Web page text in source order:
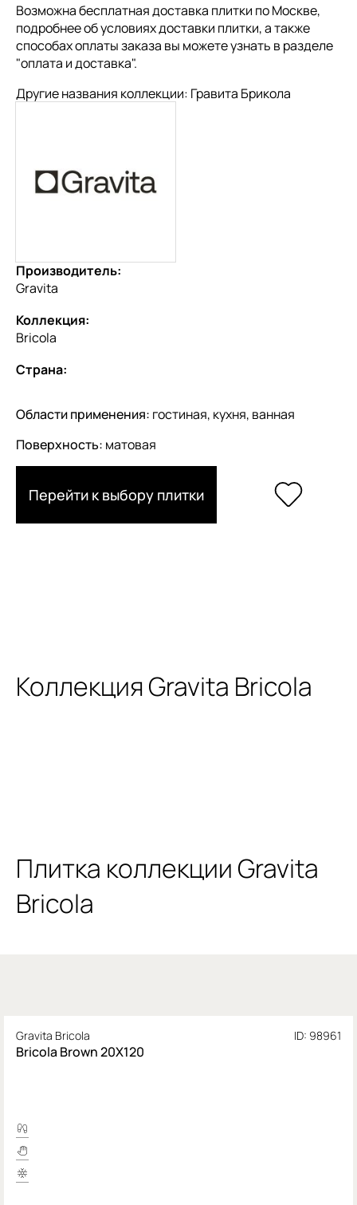
Возможна бесплатная доставка плитки по Москве,
подробнее об условиях доставки плитки, а также
способах оплаты заказа вы можете узнать в разделе
"оплата и доставка".
Другие названия коллекции: Гравита Брикола
Производитель:
Gravita
Коллекция:
Bricola
Страна:
Области применения: гостиная, кухня, ванная
Поверхность: матовая
Перейти к выбору плитки
Коллекция Gravita Bricola
Плитка коллекции Gravita
Bricola
Gravita Bricola ID: 98961
Bricola Brown 20X120